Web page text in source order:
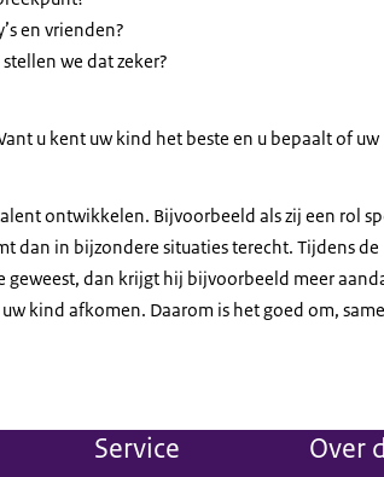
en vrienden?
we dat zeker?
u kent uw kind het beste en u bepaalt of
ontwikkelen. Bijvoorbeeld als zij een rol
dan in bijzondere situaties terecht. Tijdens
dan krijgt hij bijvoorbeeld meer
kind afkomen. Daarom is het goed om,
Service Over